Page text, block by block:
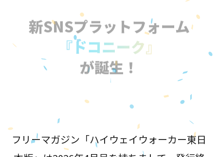
新SNSプラットフォーム
『ドコニーク』
が誕生！
フリーマガジン「ハイウェイウォーカー東日